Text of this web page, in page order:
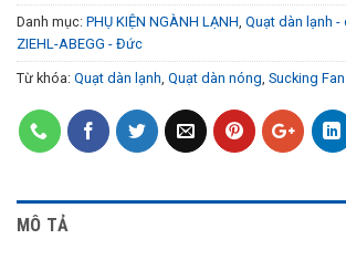
Danh mục: PHỤ KIỆN NGÀNH LẠNH, Quạt dàn lạnh -
ZIEHL-ABEGG - Đức
Từ khóa: Quạt dàn lạnh, Quạt dàn nóng, Sucking Fan
MÔ TẢ